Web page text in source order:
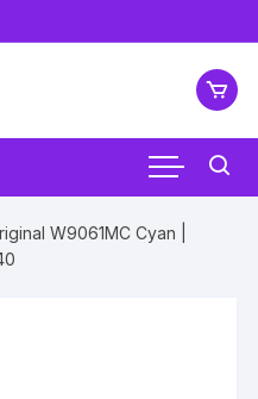
W9061MC Cyan |